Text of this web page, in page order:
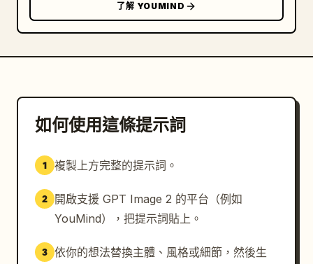
了解 YOUMIND
如何使用這條提示詞
1 複製上方完整的提示詞。
2
開啟支援 GPT Image 2 的平台（例如
YouMind），把提示詞貼上。
3 依你的想法替換主體、風格或細節，然後生